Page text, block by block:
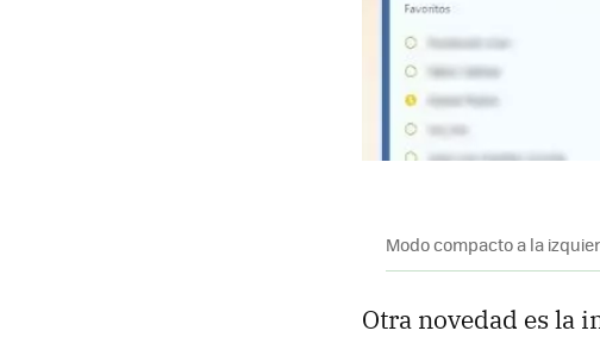
Modo compacto a la
Otra novedad es la